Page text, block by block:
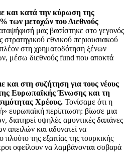
και κατά την κύρωση της
των μετοχών του Διεθνούς
μας βασίστηκε στο γεγονός
στρατηγικού εθνικού περιουσιακού
στη χρηματοδότηση ξένων
μέσω διεθνούς fund που αποκτά
και στη συζήτηση για τους νέους
Ευρωπαϊκής Ένωσης και τη
Χρέους. Τονίσαμε ότι η
ευρωπαϊκή περίπτωση: βίωσε μια
διατηρεί υψηλές αμυντικές δαπάνες
απειλών και αδυνατεί να
της εξαιτίας της τουρκικής
οφείλουν να λαμβάνονται σοβαρά